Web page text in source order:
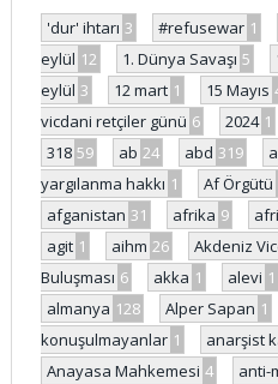
'dur' ihtarı 3 #refusewar 1
eylül 12 1. Dünya Savaşı 5
eylül 3 12 mart 1 15 Mayıs
vicdani retçiler günü 6 2024 1
318 59 ab 24 abd 319
yargılanma hakkı 1 Af Örgütü
afganistan 31 afrika 9
agit 1 aihm 26
Akdeniz
Buluşması 6 akka 1 alevi 1
almanya 128 Alper Sapan 1
konuşulmayanlar 1 anarşist
Anayasa Mahkemesi 4 anti-